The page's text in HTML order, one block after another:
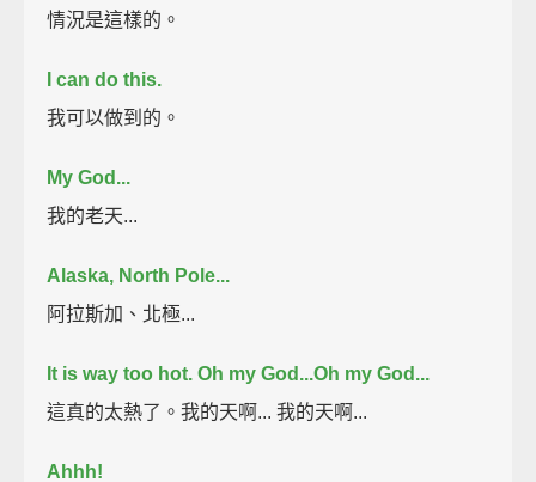
情況是這樣的。
I can do this.
我可以做到的。
My God...
我的老天...
Alaska, North Pole...
阿拉斯加、北極...
It is way too hot. Oh my God...Oh my God...
這真的太熱了。我的天啊... 我的天啊...
Ahhh!